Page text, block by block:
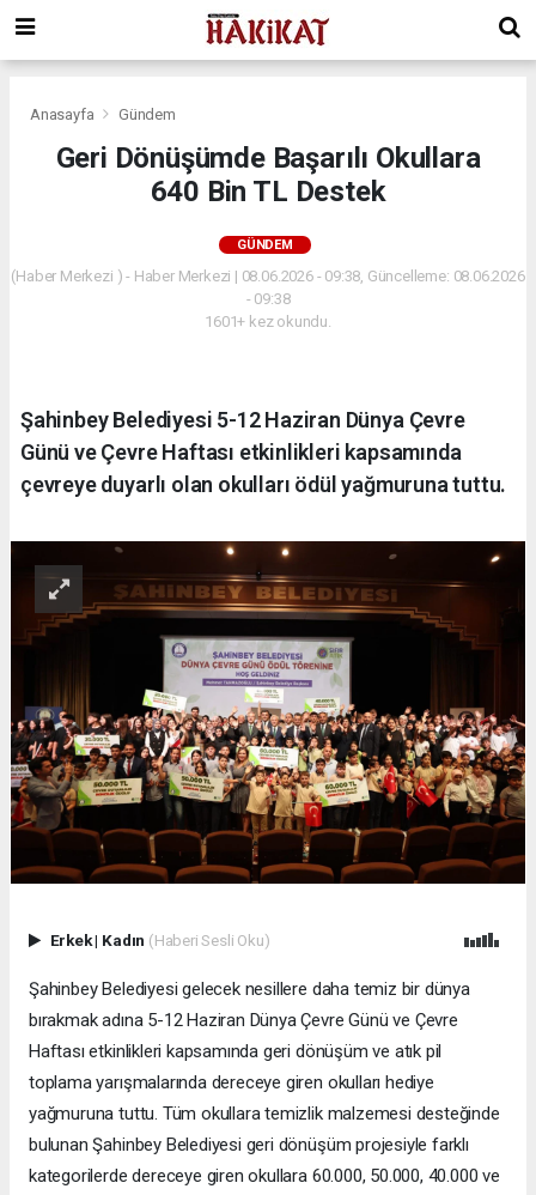
Anasayfa Gündem
Geri Dönüşümde Başarılı Okullara
640 Bin TL Destek
GÜNDEM
(Haber Merkezi ) - Haber Merkezi | 08.06.2026 - 09:38, Güncelleme: 08.06.2026
- 09:38
1601+ kez okundu.
Şahinbey Belediyesi 5-12 Haziran Dünya Çevre
Günü ve Çevre Haftası etkinlikleri kapsamında
çevreye duyarlı olan okulları ödül yağmuruna tuttu.
Erkek| Kadın (Haberi Sesli Oku)
Şahinbey Belediyesi gelecek nesillere daha temiz bir dünya
bırakmak adına 5-12 Haziran Dünya Çevre Günü ve Çevre
Haftası etkinlikleri kapsamında geri dönüşüm ve atık pil
toplama yarışmalarında dereceye giren okulları hediye
yağmuruna tuttu. Tüm okullara temizlik malzemesi desteğinde
bulunan Şahinbey Belediyesi geri dönüşüm projesiyle farklı
kategorilerde dereceye giren okullara 60.000, 50.000, 40.000 ve